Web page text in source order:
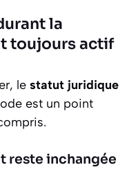
la
toujours actif
le statut juridique
est un point
reste inchangée